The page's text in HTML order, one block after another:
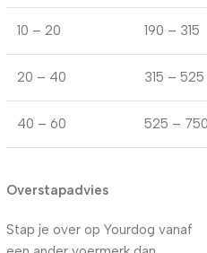
10 – 20 190 – 315
20 – 40 315 – 525
40 – 60 525 –
Overstapadvies
Stap je over op Yourdog vanaf